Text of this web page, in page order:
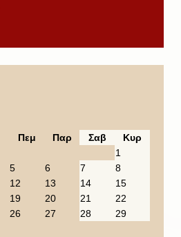
Πεμ Παρ Σαβ
Κυρ
1
5 6 7
8
12 13 14
15
19 20 21
22
26 27 28
29